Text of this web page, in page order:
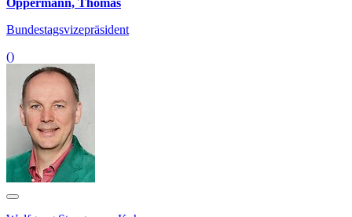
Bundestagsvizepräsident
()